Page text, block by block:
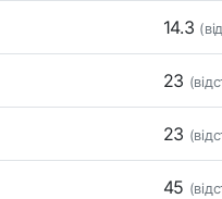
14.3
23
23
45